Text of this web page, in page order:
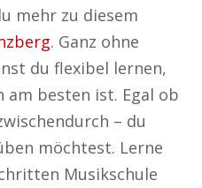
mehr zu diesem
. Ganz ohne
du flexibel lernen,
am besten ist. Egal ob
– du
möchtest. Lerne
Musikschule